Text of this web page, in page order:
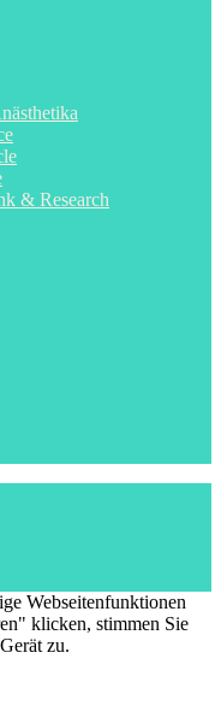
& Research
Webseitenfunktionen
klicken, stimmen Sie
zu.